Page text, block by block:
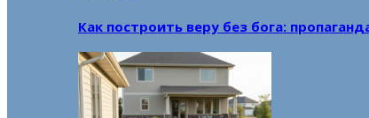
Как построить веру без бога: